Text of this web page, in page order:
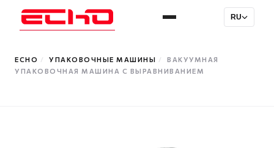
RU
ECHO / УПАКОВОЧНЫЕ МАШИНЫ /
ВАКУУМНАЯ
УПАКОВОЧНАЯ МАШИНА С ВЫРАВНИВАНИЕМ